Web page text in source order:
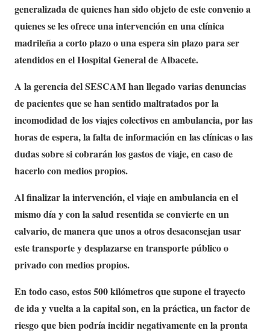
generalizada de quienes han sido objeto de este convenio a
quienes se les ofrece una intervención en una clínica
madrileña a corto plazo o una espera sin plazo para ser
atendidos en el Hospital General de Albacete.
A la gerencia del SESCAM han llegado varias denuncias
de pacientes que se han sentido maltratados por la
incomodidad de los viajes colectivos en ambulancia, por las
horas de espera, la falta de información en las clínicas o las
dudas sobre si cobrarán los gastos de viaje, en caso de
hacerlo con medios propios.
Al finalizar la intervención, el viaje en ambulancia en el
mismo día y con la salud resentida se convierte en un
calvario, de manera que unos a otros desaconsejan usar
este transporte y desplazarse en transporte público o
privado con medios propios.
En todo caso, estos 500 kilómetros que supone el trayecto
de ida y vuelta a la capital son, en la práctica, un factor de
riesgo que bien podría incidir negativamente en la pronta